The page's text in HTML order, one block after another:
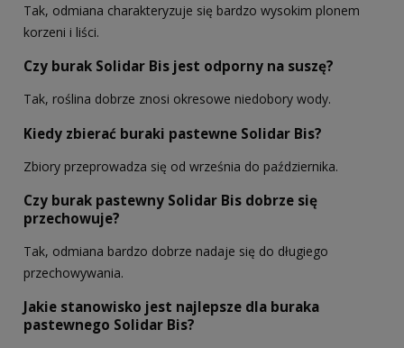
Tak, odmiana charakteryzuje się bardzo wysokim plonem
korzeni i liści.
Czy burak Solidar Bis jest odporny na suszę?
Tak, roślina dobrze znosi okresowe niedobory wody.
Kiedy zbierać buraki pastewne Solidar Bis?
Zbiory przeprowadza się od września do października.
Czy burak pastewny Solidar Bis dobrze się
przechowuje?
Tak, odmiana bardzo dobrze nadaje się do długiego
przechowywania.
Jakie stanowisko jest najlepsze dla buraka
pastewnego Solidar Bis?